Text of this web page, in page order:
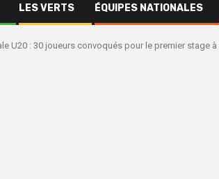
LES VERTS ÉQUIPES NATIONALES
U20 : 30 joueurs convoqués pour le premier stage